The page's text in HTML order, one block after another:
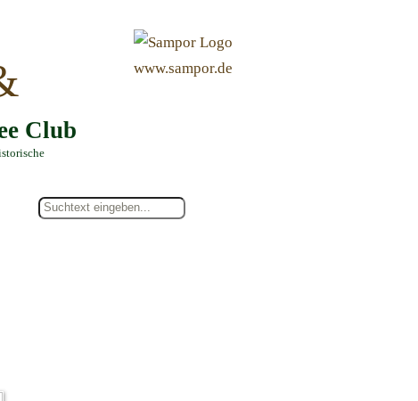
Club
www.sampor.de